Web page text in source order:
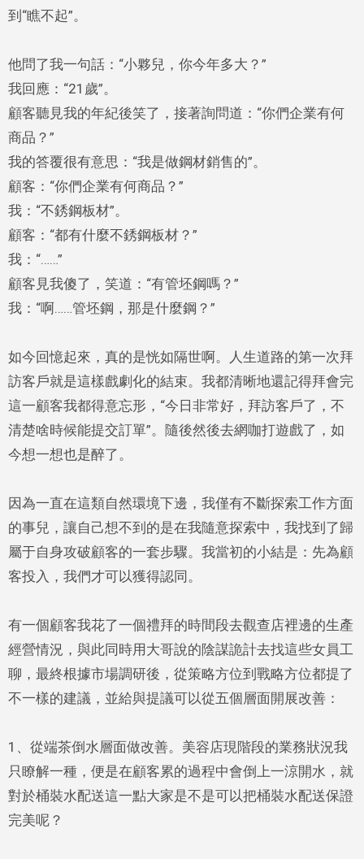
到“瞧不起”。
他問了我一句話：“小夥兒，你今年多大？”
我回應：“21歲”。
顧客聽見我的年紀後笑了，接著詢問道：“你們企業有何
商品？”
我的答覆很有意思：“我是做鋼材銷售的”。
顧客：“你們企業有何商品？”
我：“不銹鋼板材”。
顧客：“都有什麼不銹鋼板材？”
我：“……”
顧客見我傻了，笑道：“有管坯鋼嗎？”
我：“啊……管坯鋼，那是什麼鋼？”
如今回憶起來，真的是恍如隔世啊。人生道路的第一次拜
訪客戶就是這樣戲劇化的結束。我都清晰地還記得拜會完
這一顧客我都得意忘形，“今日非常好，拜訪客戶了，不
清楚啥時候能提交訂單”。隨後然後去網咖打遊戲了，如
今想一想也是醉了。
因為一直在這類自然環境下邊，我僅有不斷探索工作方面
的事兒，讓自己想不到的是在我隨意探索中，我找到了歸
屬于自身攻破顧客的一套步驟。我當初的小結是：先為顧
客投入，我們才可以獲得認同。
有一個顧客我花了一個禮拜的時間段去觀查店裡邊的生產
經營情況，與此同時用大哥說的陰謀詭計去找這些女員工
聊，最終根據市場調研後，從策略方位到戰略方位都提了
不一樣的建議，並給與提議可以從五個層面開展改善：
1、從端茶倒水層面做改善。美容店現階段的業務狀況我
只瞭解一種，便是在顧客累的過程中會倒上一涼開水，就
對於桶裝水配送這一點大家是不是可以把桶裝水配送保證
完美呢？